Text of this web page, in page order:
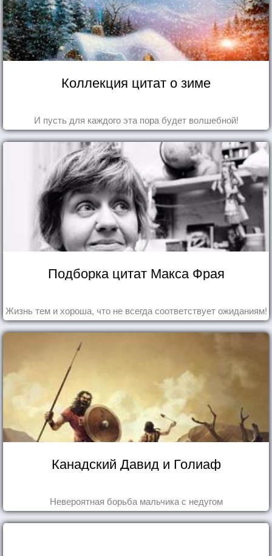
Коллекция цитат о зиме
И пусть для каждого эта пора будет волшебной!
Подборка цитат Макса Фрая
Жизнь тем и хороша, что не всегда соответствует ожиданиям!
Канадский Давид и Голиаф
Невероятная борьба мальчика с недугом